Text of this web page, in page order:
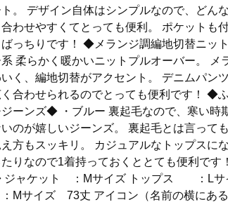
ト。 デザイン自体はシンプルなので、どん
わせやすくてとっても便利。 ポケットも
っちりです！ ◆メランジ調編地切替ニッ
系 柔らかく暖かいニットプルオーバー。 メ
く、編地切替がアクセント。 デニムパン
く合わせられるのでとっても便利です！ ◆
ジーンズ◆ ・ブルー 裏起毛なので、寒い時
のが嬉しいジーンズ。 裏起毛とは言って
方もスッキリ。 カジュアルなトップスに
りなので1着持っておくととても便利です
ジャケット ：Мサイズ トップス ：Lサ
イズ 73丈 アイコン（名前の横にある